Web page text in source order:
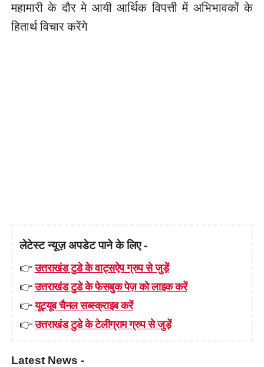
महामारी के दौर मे आयी आर्थिक विपत्ती में अभिभावकों के
हितार्थ विचार करेंगे
लेटेस्ट न्यूज़ अपडेट पाने के लिए -
👉उत्तराखंड टुडे के वाट्सऐप ग्रुप से जुड़ें
👉उत्तराखंड टुडे के फेसबुक पेज़ को लाइक करें
👉यूट्यूब चैनल सब्स्क्राइब करें
👉उत्तराखंड टुडे के टेलीग्राम ग्रुप से जुड़ें
Latest News -